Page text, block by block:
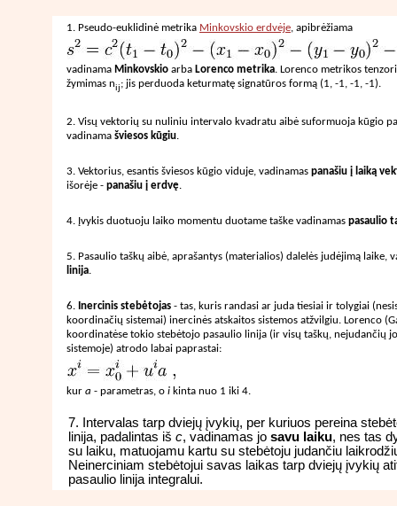
1. Pseudo-euklidinė metrika Minkovskio erdvėje, apibrėžiama
vadinama Minkovskio arba Lorenco metrika. Lorenco metrikos
žymimas nij; jis perduoda keturmatę signatūros formą (1, -1, -1, -1).
2. Visų vektorių su nuliniu intervalo kvadratu aibė suformuoja kūgio
vadinama šviesos kūgiu.
3. Vektorius, esantis šviesos kūgio viduje, vadinamas panašiu į laiką
išorėje - panašiu į erdvę.
4. Įvykis duotuoju laiko momentu duotame taške vadinamas pasaulio
5. Pasaulio taškų aibė, aprašantys (materialios) dalelės judėjimą laike,
linija.
6. Inercinis stebėtojas - tas, kuris randasi ar juda tiesiai ir tolygiai
koordinačių sistemai) inercinės atskaitos sistemos atžvilgiu. Lorenco
koordinatėse tokio stebėtojo pasaulio linija (ir visų taškų, nejudančių
sistemoje) atrodo labai paprastai:
kur a - parametras, o i kinta nuo 1 iki 4.
7. Intervalas tarp dviejų įvykių, per kuriuos pereina
linija, padalintas iš c, vadinamas jo savu laiku, nes tas
su laiku, matuojamu kartu su stebėtoju judančiu
Neinerciniam stebėtojui savas laikas tarp dviejų įvykių
pasaulio linija integralui.